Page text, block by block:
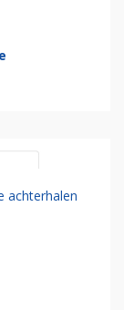
achterhalen